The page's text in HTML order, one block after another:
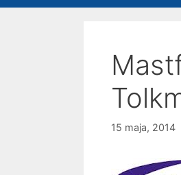
15 maja, 2014